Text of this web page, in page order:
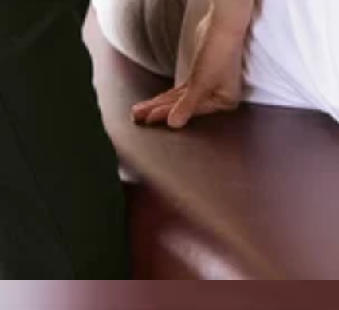
す。是非お問い合わせくださいませ!..。o○☆○o。..:゜:..
サポート致します!”予防”のボディケアを始めてみませ
お待ちしております。
ス】東急池上線「池上駅」北口より徒歩4分♪、蒲田駅より
リラク池上店 8月2日の空き状況
おはようございます!リラク池上の加須我です(^^)連日暑
いきましょう！さて、本日の空き状況です。60分のコー
o○☆○o。..:゜:..。o○☆○o。マッサージのように気持ちが
か?ぜひこの機会にリラクの肩甲骨ストレッチ&amp;ボ
=★=☆=★=☆=★=☆=★=☆=★=☆=★=☆=☆=★Re.Ra.Ku 池上店
駅」北口より徒歩4分♪、蒲田駅より2駅
おはようございます!リラク池上の加須我です(^^)今日で
ります。ご迷惑をおかけしますがよろしくお願いいたし
問い合わせくださいませ!..。o○☆○o。..:゜:..。o○☆○o。
します!”予防”のボディケアを始めてみませんか?ぜひこ
おります。
リラク池上店 7月29日の空き状況
おはようございます!リラク池上の加須我です(^^)7月も
12:20・14:30～15:20・17:20～17:50以上のお時間から
甲骨ストレッチで、いつまでも健康で疲れづらいお身体
をお試しくださいませ(^^♪皆様のご来店を、スタッ
祝日:10:00〜21:00【住所】東京都大田区池上 6-3-3東京